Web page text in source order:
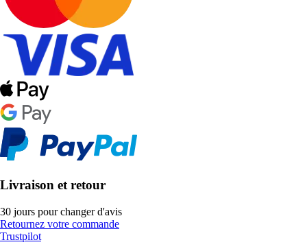
Livraison et retour
30 jours pour changer d'avis
Retournez votre commande
Trustpilot